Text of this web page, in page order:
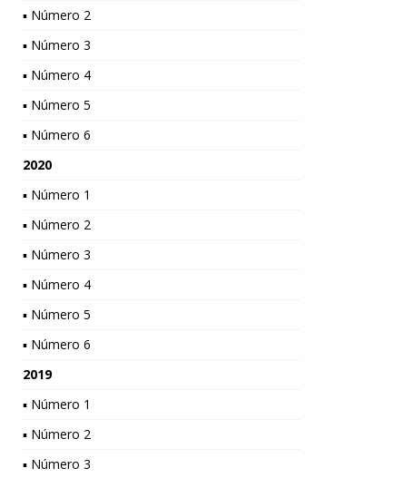
▪ Número 2
▪ Número 3
▪ Número 4
▪ Número 5
▪ Número 6
2020
▪ Número 1
▪ Número 2
▪ Número 3
▪ Número 4
▪ Número 5
▪ Número 6
2019
▪ Número 1
▪ Número 2
▪ Número 3